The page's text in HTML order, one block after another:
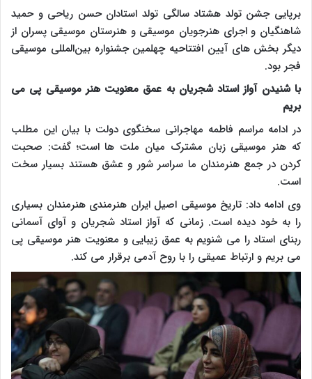
برپایی جشن تولد هشتاد سالگی تولد استادان حسن ریاحی و حمید
شاهنگیان و اجرای هنرجویان موسیقی و هنرستان موسیقی پسران از
دیگر بخش های آیین افتتاحیه چهلمین جشنواره بین‌المللی موسیقی
فجر بود.
با شنیدن آواز استاد شجریان به عمق معنویت هنر موسیقی پی می
بریم
در ادامه مراسم فاطمه مهاجرانی سخنگوی دولت با بیان این مطلب
که هنر موسیقی زبان مشترک میان ملت ها است‌؛ گفت: صحبت
کردن در جمع هنرمندان ما سراسر شور و عشق هستند بسیار سخت
است.
وی ادامه داد: تاریخ موسیقی اصیل ایران هنرمندی هنرمندان بسیاری
را به خود دیده است. زمانی که آواز استاد شجریان و آوای آسمانی
ربنای استاد را می شنویم به عمق زیبایی و معنویت هنر موسیقی پی
می بریم و ارتباط عمیقی را با روح آدمی برقرار می کند.